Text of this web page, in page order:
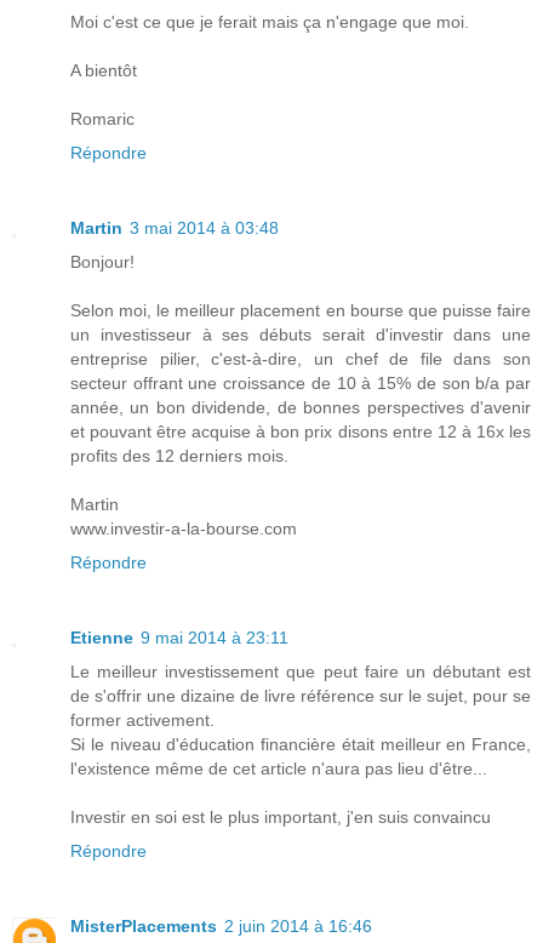
Moi c'est ce que je ferait mais ça n'engage que moi.
A bientôt
Romaric
Répondre
Martin 3 mai 2014 à 03:48
Bonjour!
Selon moi, le meilleur placement en bourse que puisse faire
un investisseur à ses débuts serait d'investir dans une
entreprise pilier, c'est-à-dire, un chef de file dans son
secteur offrant une croissance de 10 à 15% de son b/a par
année, un bon dividende, de bonnes perspectives d'avenir
et pouvant être acquise à bon prix disons entre 12 à 16x les
profits des 12 derniers mois.
Martin
www.investir-a-la-bourse.com
Répondre
Etienne 9 mai 2014 à 23:11
Le meilleur investissement que peut faire un débutant est
de s'offrir une dizaine de livre référence sur le sujet, pour se
former activement.
Si le niveau d'éducation financière était meilleur en France,
l'existence même de cet article n'aura pas lieu d'être...
Investir en soi est le plus important, j'en suis convaincu
Répondre
MisterPlacements 2 juin 2014 à 16:46